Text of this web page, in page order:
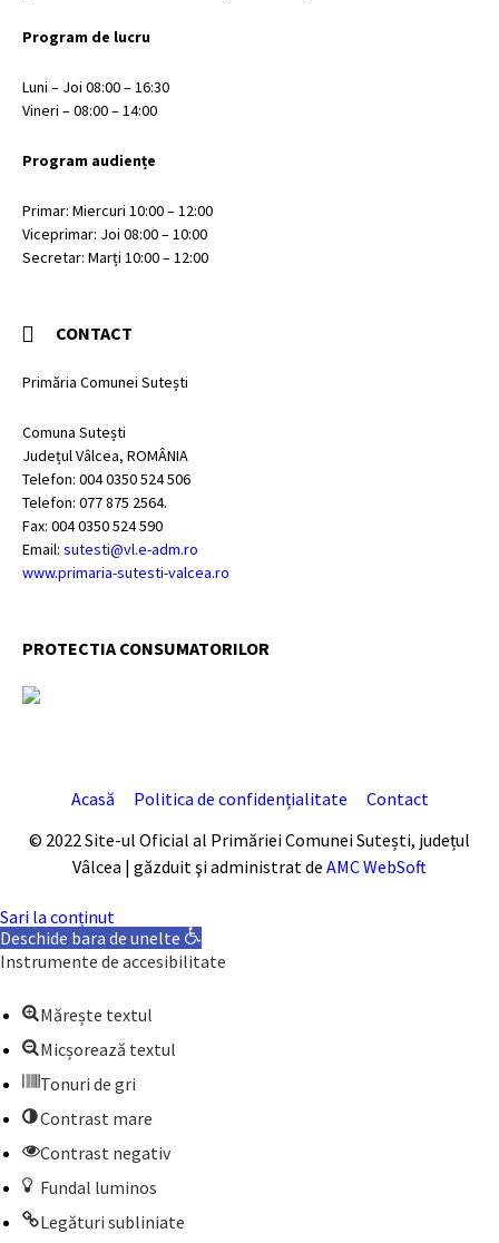
Program de lucru
Luni – Joi 08:00 – 16:30
Vineri – 08:00 – 14:00
Program audiențe
Primar: Miercuri 10:00 – 12:00
Viceprimar: Joi 08:00 – 10:00
Secretar: Marți 10:00 – 12:00
CONTACT
Primăria Comunei Sutești
Comuna Sutești
Județul Vâlcea, ROMÂNIA
Telefon: 004 0350 524 506
Telefon: 077 875 2564.
Fax: 004 0350 524 590
Email: sutesti@vl.e-adm.ro
www.primaria-sutesti-valcea.ro
PROTECTIA CONSUMATORILOR
Acasă Politica de confidențialitate
Contact
© 2022 Site-ul Oficial al Primăriei Comunei Sutești, județul
Vâlcea | găzduit şi administrat de AMC WebSoft
Sari la conținut
Deschide bara de unelte
Instrumente de accesibilitate
Mărește textul
Micșorează textul
Tonuri de gri
Contrast mare
Contrast negativ
Fundal luminos
Legături subliniate